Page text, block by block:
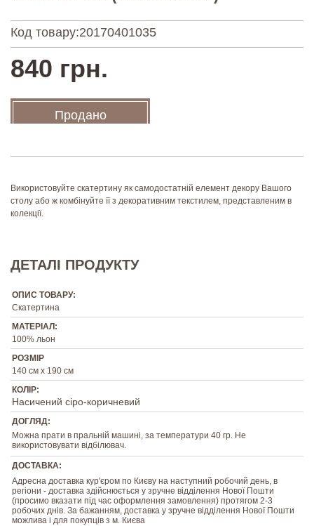
Код товару:20170401035
840 грн.
Продано
Використовуйте скатертину як самодостатній елемент декору Вашого
столу або ж комбінуйте її з декоративним текстилем, представленим в
колекції.
ДЕТАЛІ ПРОДУКТУ
ОПИС ТОВАРУ:
Скатертина
МАТЕРІАЛ:
100% льон
РОЗМІР
140 см х 190 см
КОЛІР:
Насичений сіро-коричневий
ДОГЛЯД:
Можна прати в пральній машині, за температури 40 гр. Не
використовувати відбілювач.
ДОСТАВКА:
Адресна доставка кур'єром по Києву на наступний робочий день, в
регіони - доставка здійснюється у зручне відділення Нової Пошти
(просимо вказати під час оформлення замовлення) протягом 2-3
робочих днів. За бажанням, доставка у зручне відділення Нової Пошти
можлива і для покупців з м. Києва